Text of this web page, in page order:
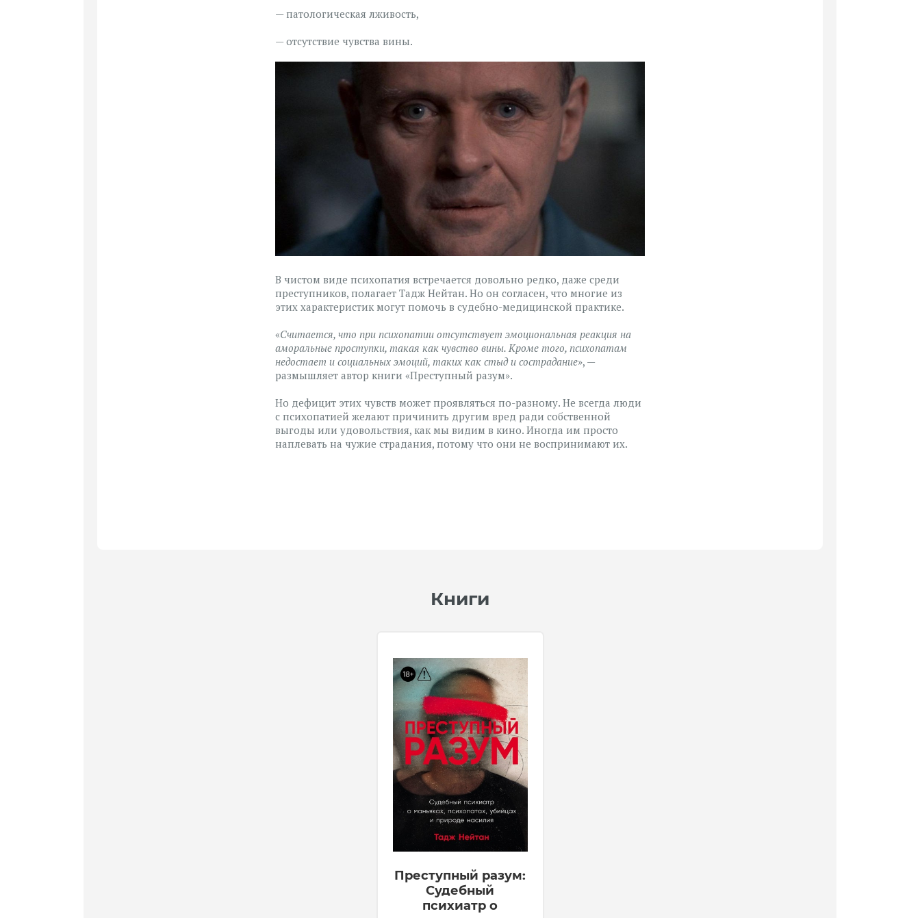
— патологическая лживость,
— отсутствие чувства вины.
В чистом виде психопатия встречается довольно редко, даже среди
преступников, полагает Тадж Нейтан. Но он согласен, что многие из
этих характеристик могут помочь в судебно-медицинской практике.
«Считается, что при психопатии отсутствует эмоциональная реакция на
аморальные проступки, такая как чувство вины. Кроме того, психопатам
недостает и социальных эмоций, таких как стыд и сострадание», —
размышляет автор книги «Преступный разум».
Но дефицит этих чувств может проявляться по-разному. Не всегда люди
с психопатией желают причинить другим вред ради собственной
выгоды или удовольствия, как мы видим в кино. Иногда им просто
наплевать на чужие страдания, потому что они не воспринимают их.
Книги
Преступный разум:
Судебный
психиатр о